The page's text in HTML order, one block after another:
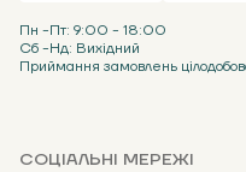
Пн -Пт: 9:00 - 18:00
Сб -Нд: Вихідний
Приймання замовлень
СОЦІАЛЬНІ МЕРЕЖІ